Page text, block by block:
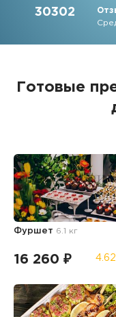
30302
Готовые
Фуршет 6.1 кг
16 260 ₽ 4.62